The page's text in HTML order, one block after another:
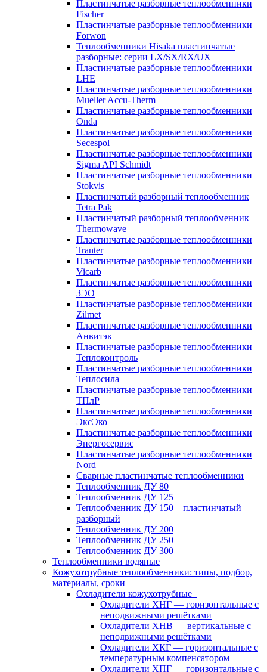
Пластинчатые разборные теплообменники
Fischer
Пластинчатые разборные теплообменники
Forwon
Теплообменники Hisaka пластинчатые
разборные: серии LX/SX/RX/UX
Пластинчатые разборные теплообменники
LHE
Пластинчатые разборные теплообменники
Mueller Accu-Therm
Пластинчатые разборные теплообменники
Onda
Пластинчатые разборные теплообменники
Secespol
Пластинчатые разборные теплообменники
Sigma API Schmidt
Пластинчатые разборные теплообменники
Stokvis
Пластинчатый разборный теплообменник
Tetra Pak
Пластинчатый разборный теплообменник
Thermowave
Пластинчатые разборные теплообменники
Tranter
Пластинчатые разборные теплообменники
Vicarb
Пластинчатые разборные теплообменники
ЗЭО
Пластинчатые разборные теплообменники
Zilmet
Пластинчатые разборные теплообменники
Анвитэк
Пластинчатые разборные теплообменники
Теплоконтроль
Пластинчатые разборные теплообменники
Теплосила
Пластинчатые разборные теплообменники
ТПлР
Пластинчатые разборные теплообменники
ЭксЭко
Пластинчатые разборные теплообменники
Энергосервис
Пластинчатые разборные теплообменники
Nord
Сварные пластинчатые теплообменники
Теплообменник ДУ 80
Теплообменник ДУ 125
Теплообменник ДУ 150 – пластинчатый
разборный
Теплообменник ДУ 200
Теплообменник ДУ 250
Теплообменник ДУ 300
Теплообменники водяные
Кожухотрубные теплообменники: типы, подбор,
материалы, сроки
Охладители кожухотрубные
Охладители ХНГ — горизонтальные с
неподвижными решётками
Охладители ХНВ — вертикальные с
неподвижными решётками
Охладители ХКГ — горизонтальные с
температурным компенсатором
Охладители ХПГ — горизонтальные с